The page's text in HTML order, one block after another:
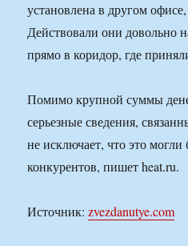
установлена в другом
Действовали они довольно
прямо в коридор, где
Помимо крупной суммы
серьезные сведения,
не исключает, что это
конкурентов, пишет heat.ru.
Источник:zvezdanutye.com